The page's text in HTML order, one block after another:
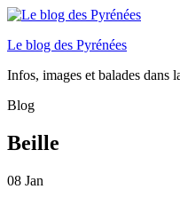
Le blog des Pyrénées
Infos, images et balades dans
Blog
Beille
08 Jan